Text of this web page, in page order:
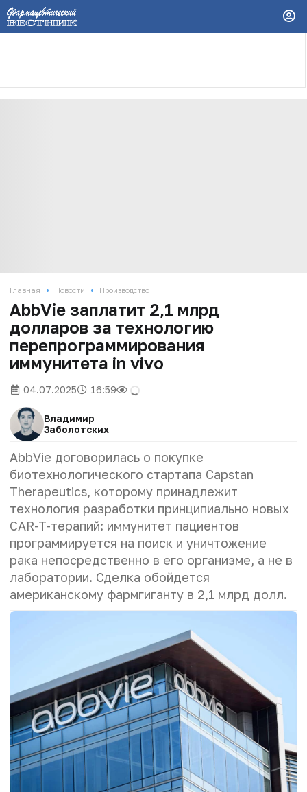
Главная • Новости • Производство
AbbVie заплатит 2,1 млрд
долларов за технологию
перепрограммирования
иммунитета in vivo
04.07.2025 16:59
Владимир
Заболотских
AbbVie договорилась о покупке
биотехнологического стартапа Capstan
Therapeutics, которому принадлежит
технология разработки принципиально новых
CAR-T-терапий: иммунитет пациентов
программируется на поиск и уничтожение
рака непосредственно в его организме, а не в
лаборатории. Сделка обойдется
американскому фармгиганту в 2,1 млрд долл.